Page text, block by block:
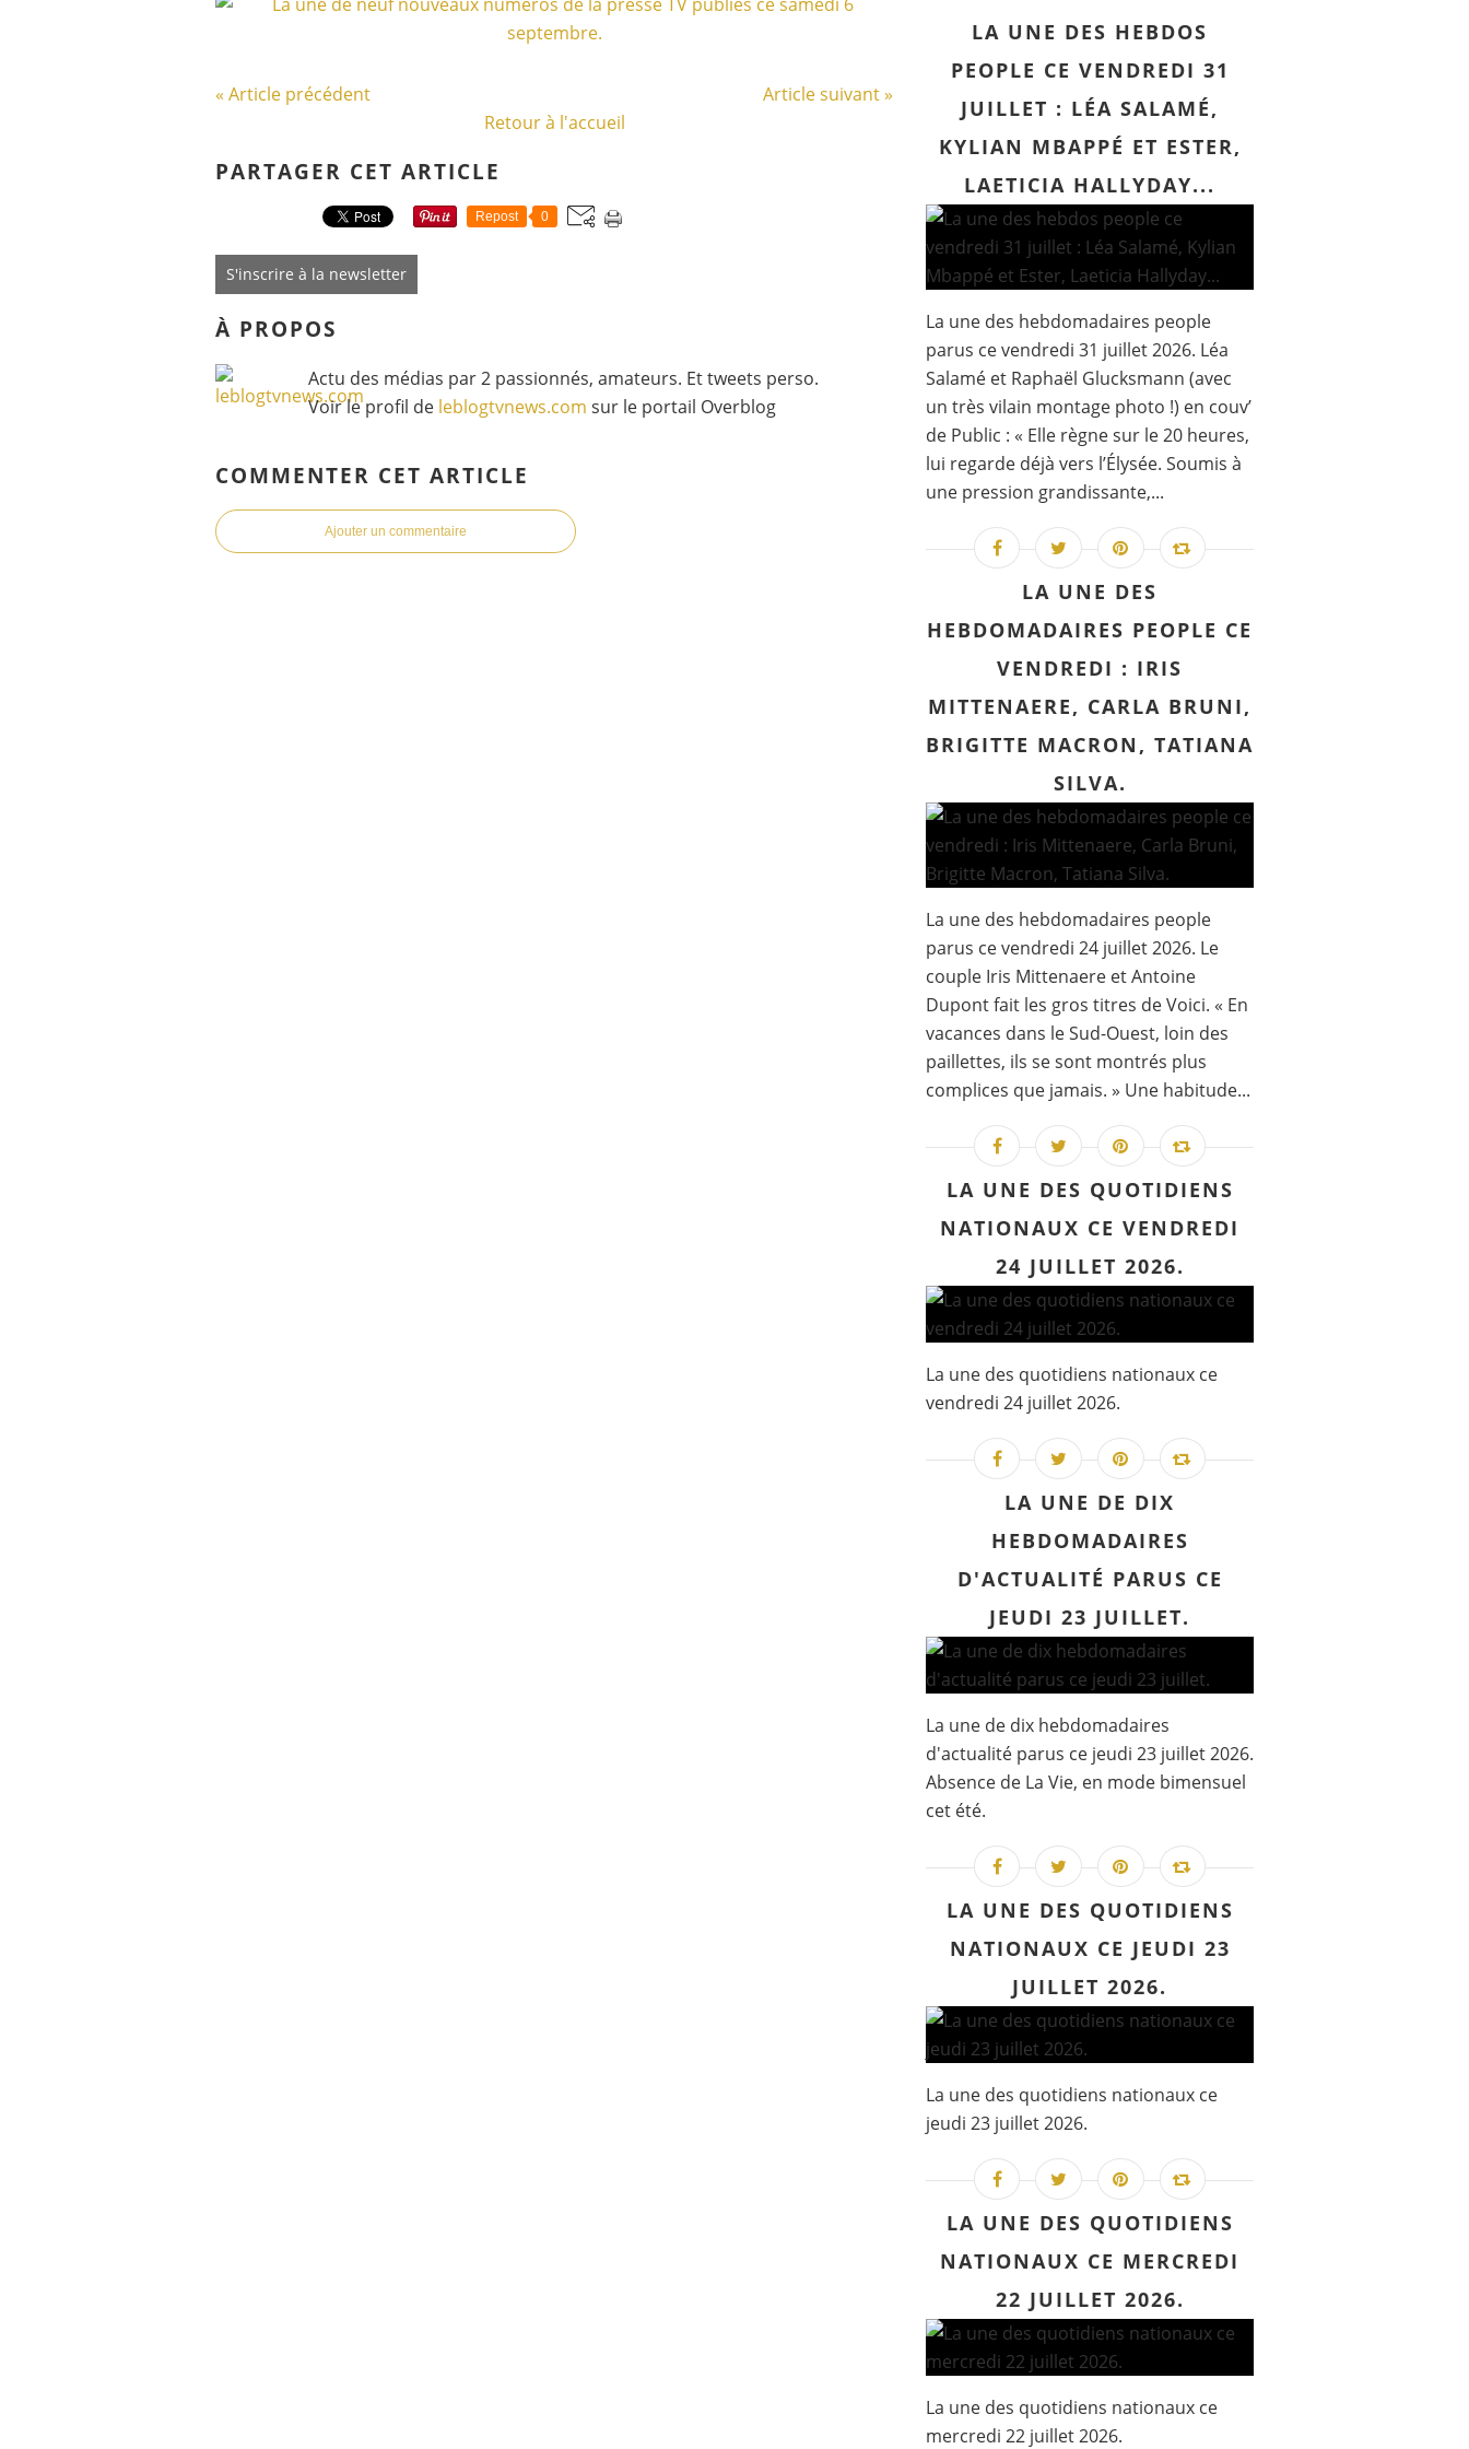
« Article précédent
Article suivant »
Retour à l'accueil
PARTAGER CET ARTICLE
Repost 0
S'inscrire à la newsletter
À PROPOS
Actu des médias par 2 passionnés, amateurs. Et tweets perso.
Voir le profil de leblogtvnews.com sur le portail Overblog
COMMENTER CET ARTICLE
Ajouter un commentaire
LA UNE DES HEBDOS
PEOPLE CE VENDREDI 31
JUILLET : LÉA SALAMÉ,
KYLIAN MBAPPÉ ET ESTER,
LAETICIA HALLYDAY...
La une des hebdomadaires people
parus ce vendredi 31 juillet 2026. Léa
Salamé et Raphaël Glucksmann (avec
un très vilain montage photo !) en couv’
de Public : « Elle règne sur le 20 heures,
lui regarde déjà vers l’Élysée. Soumis à
une pression grandissante,...
LA UNE DES
HEBDOMADAIRES PEOPLE CE
VENDREDI : IRIS
MITTENAERE, CARLA BRUNI,
BRIGITTE MACRON, TATIANA
SILVA.
La une des hebdomadaires people
parus ce vendredi 24 juillet 2026. Le
couple Iris Mittenaere et Antoine
Dupont fait les gros titres de Voici. « En
vacances dans le Sud-Ouest, loin des
paillettes, ils se sont montrés plus
complices que jamais. » Une habitude...
LA UNE DES QUOTIDIENS
NATIONAUX CE VENDREDI
24 JUILLET 2026.
La une des quotidiens nationaux ce
vendredi 24 juillet 2026.
LA UNE DE DIX
HEBDOMADAIRES
D'ACTUALITÉ PARUS CE
JEUDI 23 JUILLET.
La une de dix hebdomadaires
d'actualité parus ce jeudi 23 juillet 2026.
Absence de La Vie, en mode bimensuel
cet été.
LA UNE DES QUOTIDIENS
NATIONAUX CE JEUDI 23
JUILLET 2026.
La une des quotidiens nationaux ce
jeudi 23 juillet 2026.
LA UNE DES QUOTIDIENS
NATIONAUX CE MERCREDI
22 JUILLET 2026.
La une des quotidiens nationaux ce
mercredi 22 juillet 2026.